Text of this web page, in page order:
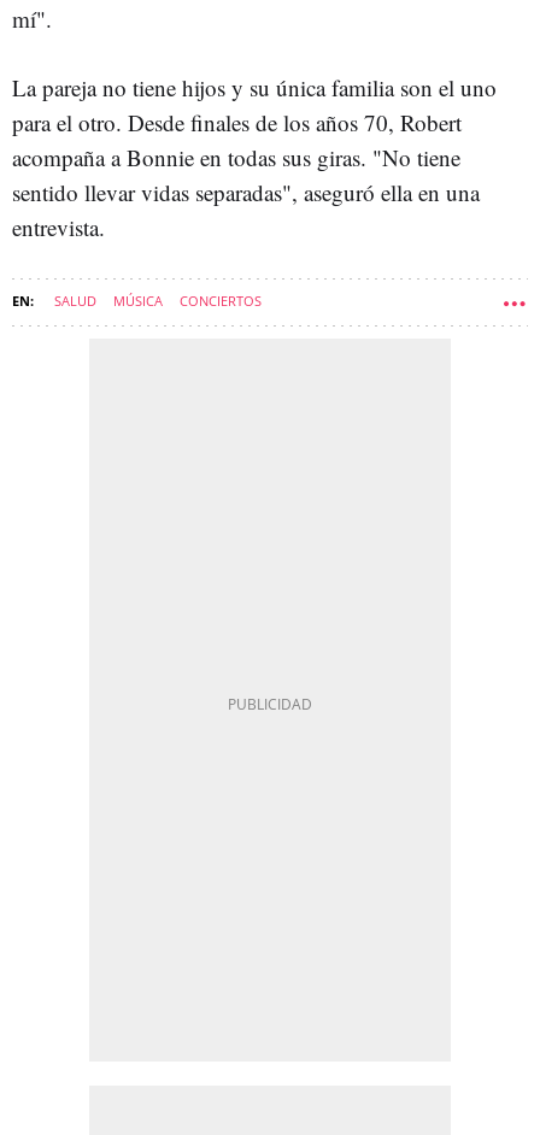
mí".
La pareja no tiene hijos y su única familia son el uno
para el otro. Desde finales de los años 70, Robert
acompaña a Bonnie en todas sus giras. "No tiene
sentido llevar vidas separadas", aseguró ella en una
entrevista.
SALUD MÚSICA CONCIERTOS